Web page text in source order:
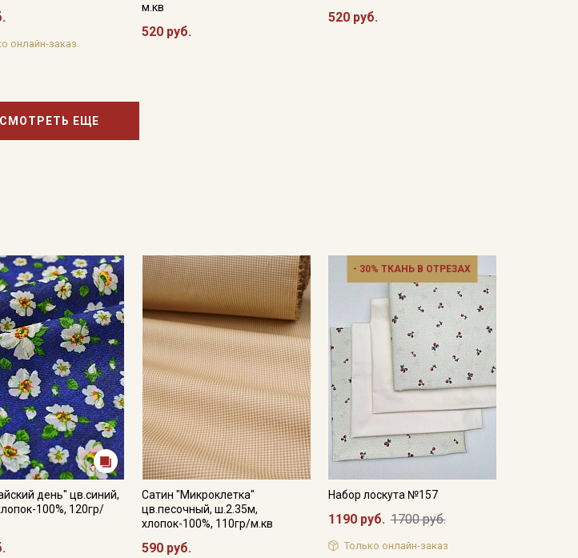
онлайн-заказ
м.кв
520 руб.
520 руб.
ЕЩЕ
день" цв.синий,
100%, 120гр/
Сатин "Микроклетка"
цв.песочный, ш.2.35м,
хлопок-100%, 110гр/м.кв
590 руб.
- 30% ТКАНЬ В ОТРЕЗАХ
Набор лоскута №157
1190 руб. 1700 руб.
Только онлайн-заказ